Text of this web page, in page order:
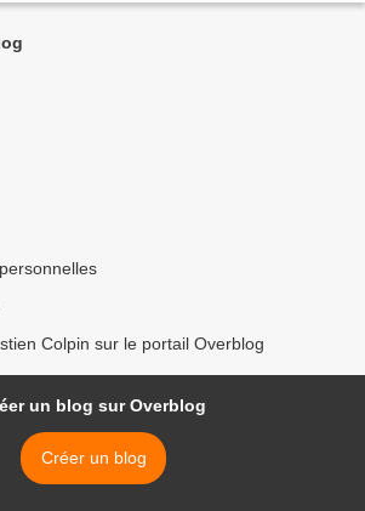
Colpin sur le portail Overblog
un blog sur Overblog
Créer un blog